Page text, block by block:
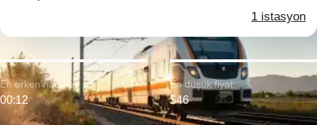
1 istasyon
En erken hareket:
00:12
En düşük fiyat:
$46